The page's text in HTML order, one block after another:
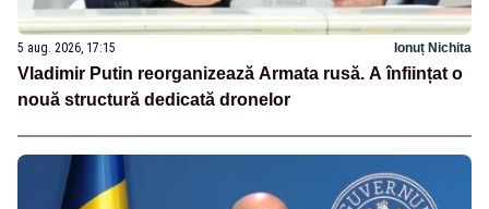
5 aug. 2026, 17:15 Ionuț Nichita
Vladimir Putin reorganizează Armata rusă. A înființat o
nouă structură dedicată dronelor